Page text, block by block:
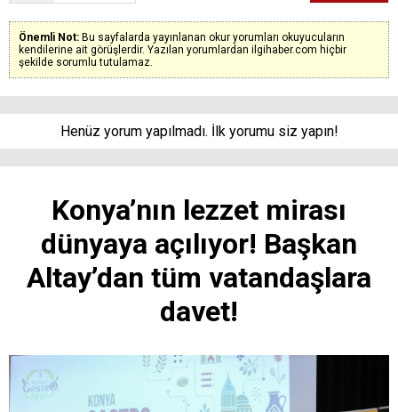
Önemli Not: Bu sayfalarda yayınlanan okur yorumları okuyucuların
kendilerine ait görüşlerdir. Yazılan yorumlardan ilgihaber.com hiçbir
şekilde sorumlu tutulamaz.
Henüz yorum yapılmadı. İlk yorumu siz yapın!
Konya’nın lezzet mirası
dünyaya açılıyor! Başkan
Altay’dan tüm vatandaşlara
davet!